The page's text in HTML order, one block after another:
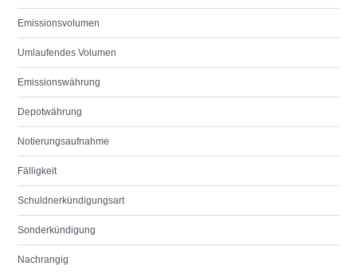
Emissionsvolumen
Umlaufendes Volumen
Emissionswährung
Depotwährung
Notierungsaufnahme
Fälligkeit
Schuldnerkündigungsart
Sonderkündigung
Nachrangig